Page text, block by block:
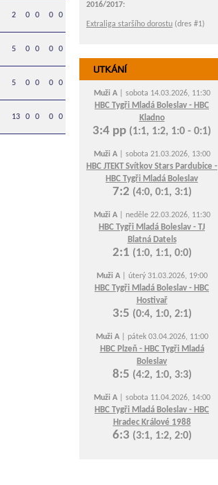
2 0 0 0 0
5 0 0 0 0
5 0 0 0 0
13 0 0 0 0
2016/2017:
Extraliga staršího dorostu (dres #1)
UTKÁNÍ
Muži A| sobota 14.03.2026, 11:30
HBC Tygři Mladá Boleslav - HBC
Kladno
3:4 pp (1:1, 1:2, 1:0 - 0:1)
Muži A| sobota 21.03.2026, 13:00
HBC JTEKT Svítkov Stars Pardubice -
HBC Tygři Mladá Boleslav
7:2 (4:0, 0:1, 3:1)
Muži A| neděle 22.03.2026, 11:30
HBC Tygři Mladá Boleslav - TJ
Blatná Datels
2:1 (1:0, 1:1, 0:0)
Muži A| úterý 31.03.2026, 19:00
HBC Tygři Mladá Boleslav - HBC
Hostivař
3:5 (0:4, 1:0, 2:1)
Muži A| pátek 03.04.2026, 11:00
HBC Plzeň - HBC Tygři Mladá
Boleslav
8:5 (4:2, 1:0, 3:3)
Muži A| sobota 11.04.2026, 14:00
HBC Tygři Mladá Boleslav - HBC
Hradec Králové 1988
6:3 (3:1, 1:2, 2:0)